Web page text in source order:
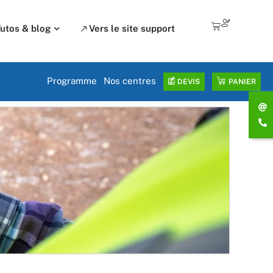
& blog Vers le site support
Programme Nos centres DEVIS PANIER